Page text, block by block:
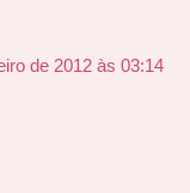
de 2012 às 03:14